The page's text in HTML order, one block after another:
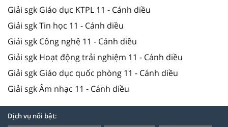
Giải sgk Giáo dục KTPL 11 - Cánh diều
Giải sgk Tin học 11 - Cánh diều
Giải sgk Công nghệ 11 - Cánh diều
Giải sgk Hoạt động trải nghiệm 11 - Cánh diều
Giải sgk Giáo dục quốc phòng 11 - Cánh diều
Giải sgk Âm nhạc 11 - Cánh diều
Dịch vụ nổi bật: